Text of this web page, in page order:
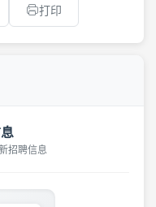
打印
招聘信息